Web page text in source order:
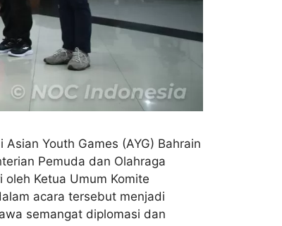
Youth Games (AYG) Bahrain
Pemuda dan Olahraga
Ketua Umum Komite
acara tersebut menjadi
semangat diplomasi dan